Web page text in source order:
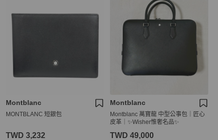
Montblanc
MONTBLANC 短銀包
TWD 3,232
Montblanc
Montblanc 萬寶龍 中型公事包｜匠心
皮革｜✨Wisher惟奢名品✨
TWD 49,000